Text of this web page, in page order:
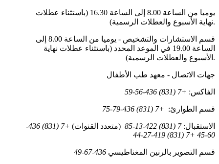
يوميا من الساعة 8.00 إلى الساعة 16.30 (باستثناء عطلات
نهاية الأسبوع والعطلات الرسمية).
قسم الاستشارات والتشخيص - يوميا من الساعة 8.00 إلى
الساعة 19.00 في الموعد المحدد (باستثناء عطلات نهاية
الأسبوع والعطلات الرسمية).
جهات الاتصال - معهد طب الأطفال
الفاكس: +7 (831) 436-56-59
قسم الطوارئ: +7 (831) 436-79-75
الاستقبال:7 (831) 422-13-85 (متعدد القنوات)
+7 (831) 436-
60-45 +7 (831) 419-27-44
قسم التصوير بالرنين المغناطيسي 436-67-49